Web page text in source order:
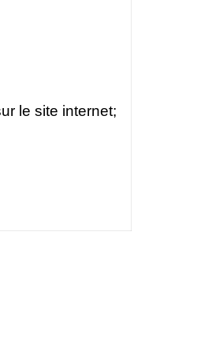
le site internet;